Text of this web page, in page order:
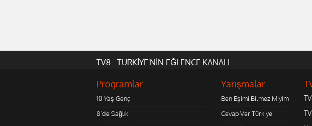
TV8 - TÜRKİYE'NİN EĞLENCE KANALI
Programlar
10 Yaş Genç
8'de Sağlık
Yarışmalar
Ben Eşimi Bilmez Miyim
Cevap Ver Türkiye